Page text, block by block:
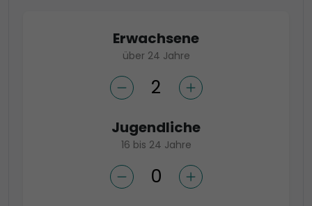
Erwachsene
über 24 Jahre
Jugendliche
16 bis 24 Jahre